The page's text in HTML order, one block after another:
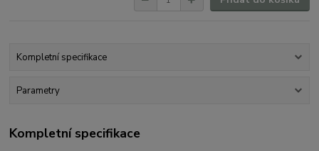
Kompletní specifikace
Parametry
Kompletní specifikace